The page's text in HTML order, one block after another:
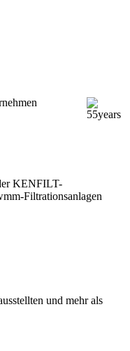
KENFILT-
Filtrationsanlagen
und mehr als